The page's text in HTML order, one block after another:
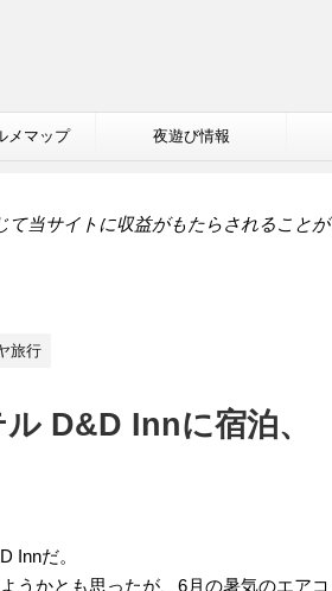
メマップ 夜遊び情報
て当サイトに収益がもたらされることが
旅行
D&D Innに宿泊、
Innだ。
うかとも思ったが、6月の暑気のエアコ